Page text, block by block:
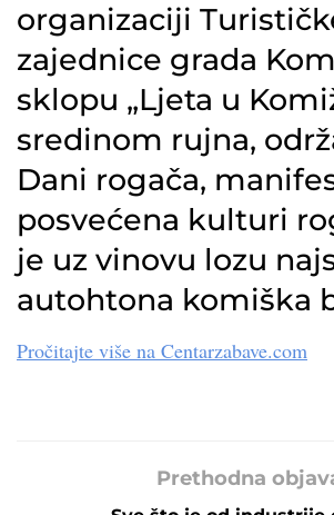
organizaciji
zajednice grada
sklopu „Ljeta u
sredinom rujna,
Dani rogača,
posvećena kulturi
je uz vinovu lozu
autohtona komiška
Pročitajte više na Centarzabave.com
Prethodna